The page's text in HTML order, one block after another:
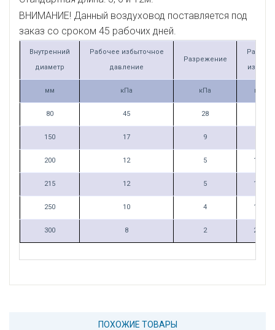
ВНИМАНИЕ! Данный воздуховод поставляется под
заказ со сроком 45 рабочих дней.
Внутренний
диаметр
Рабочее избыточное
давление
Разрежение
Радиус
изгиба
мм кПа кПа мм
80 45 28
150 17 9
200 12 5 140
215 12 5 151
250 10 4 175
300 8 2 210
ПОХОЖИЕ ТОВАРЫ